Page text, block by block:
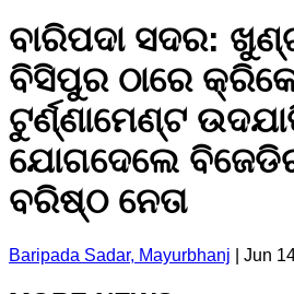
ବାରିପଦା ସଦର:
ବିସିପୁର ଠାରେ
ଟୁର୍ଣ୍ଣାମେଣ୍ଟ
ଯୋଗଦେଲେ
ବରିଷ୍ଠ ନେତା
Baripada Sadar, Mayurbhanj Jun